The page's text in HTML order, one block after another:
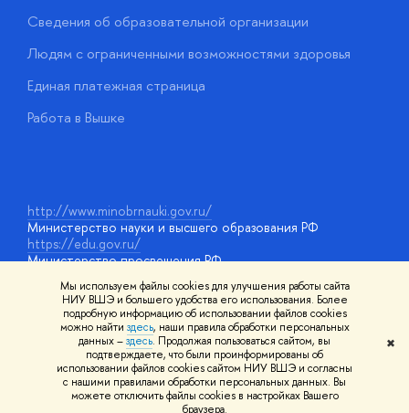
Мы используем файлы cookies для улучшения работы сайта
НИУ ВШЭ и большего удобства его использования. Более
подробную информацию об использовании файлов cookies
можно найти здесь, наши правила обработки персональных
данных –здесь. Продолжая пользоваться сайтом, вы
подтверждаете, что были проинформированы об
использовании файлов cookies сайтом НИУ ВШЭ и согласны
с нашими правилами обработки персональных данных. Вы
можете отключить файлы cookies в настройках Вашего
браузера.
✖
Сведения об образовательной организации
Людям с ограниченными возможностями здоровья
Единая платежная страница
Работа в Вышке
http://www.minobrnauki.gov.ru/
Министерство науки и высшего образования РФ
https://edu.gov.ru/
Министерство просвещения РФ
Массовые открытые онлайн-курсы
© НИУ ВШЭ 1993–2026 Адреса и контактыУсловия
использования материалов Политика конфиденциальности
Шрифты HSE Sans и HSE Slab разработаны вШколе дизайна НИУ